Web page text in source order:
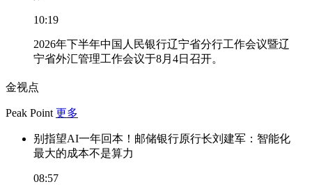
10:19
2026年下半年中国人民银行辽宁省分行工作会议暨辽
宁省外汇管理工作会议于8月4日召开。
金视点
Peak Point 更多
别指望AI一年回本！邮储银行原行长刘建军：智能化
最大的成本不是算力
08:57